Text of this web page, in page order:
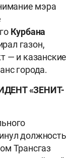
мэра
Курбана
газон,
— и казанские
города.
«ЗЕНИТ-
должность
Трансгаз